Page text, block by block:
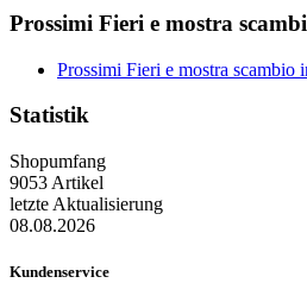
Prossimi Fieri e mostra
Prossimi Fieri e mostra scambio
Statistik
Shopumfang
9053 Artikel
letzte Aktualisierung
08.08.2026
Kundenservice